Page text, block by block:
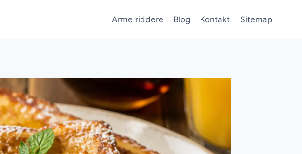
Arme riddere Blog Kontakt Sitemap